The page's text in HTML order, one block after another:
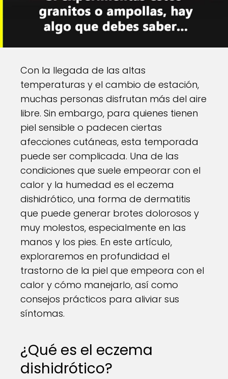
Con la llegada de las altas
temperaturas y el cambio de estación,
muchas personas disfrutan más del aire
libre. Sin embargo, para quienes tienen
piel sensible o padecen ciertas
afecciones cutáneas, esta temporada
puede ser complicada. Una de las
condiciones que suele empeorar con el
calor y la humedad es el eczema
dishidrótico, una forma de dermatitis
que puede generar brotes dolorosos y
muy molestos, especialmente en las
manos y los pies. En este artículo,
exploraremos en profundidad el
trastorno de la piel que empeora con el
calor y cómo manejarlo, así como
consejos prácticos para aliviar sus
síntomas.
¿Qué es el eczema
dishidrótico?